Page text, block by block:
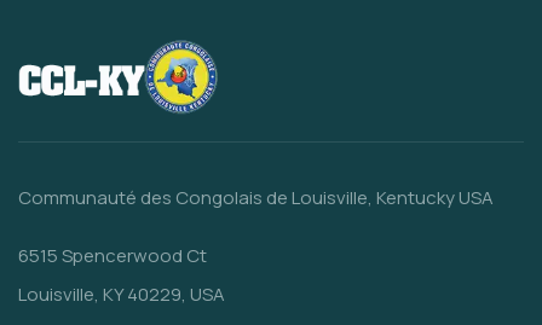
Communauté des Congolais de Louisville, Kentucky USA
6515 Spencerwood Ct
Louisville, KY 40229, USA